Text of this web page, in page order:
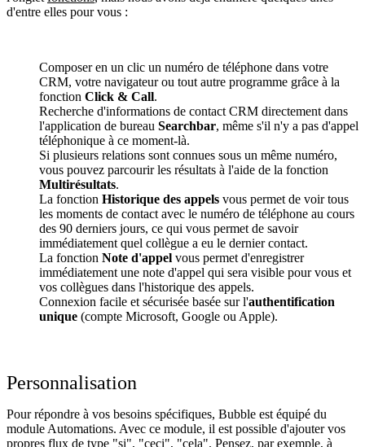
d'entre elles pour vous :
Composer en un clic un numéro de téléphone dans votre
CRM, votre navigateur ou tout autre programme grâce à la
fonction Click & Call.
Recherche d'informations de contact CRM directement dans
l'application de bureau Searchbar, même s'il n'y a pas d'appel
téléphonique à ce moment-là.
Si plusieurs relations sont connues sous un même numéro,
vous pouvez parcourir les résultats à l'aide de la fonction
Multirésultats.
La fonction Historique des appels vous permet de voir tous
les moments de contact avec le numéro de téléphone au cours
des 90 derniers jours, ce qui vous permet de savoir
immédiatement quel collègue a eu le dernier contact.
La fonction Note d'appel vous permet d'enregistrer
immédiatement une note d'appel qui sera visible pour vous et
vos collègues dans l'historique des appels.
Connexion facile et sécurisée basée sur l'authentification
unique (compte Microsoft, Google ou Apple).
Personnalisation
Pour répondre à vos besoins spécifiques, Bubble est équipé du
module Automations. Avec ce module, il est possible d'ajouter vos
propres flux de type "si", "ceci", "cela". Pensez, par exemple, à